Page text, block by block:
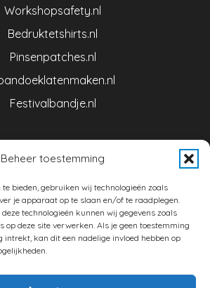
Beheer toestemming
bieden, gebruiken wij technologieën zoals
je apparaat op te slaan en/of te raadplegen.
technologieën kunnen wij gegevens zoals
op deze site verwerken. Als je geen toestemming
intrekt, kan dit een nadelige invloed hebben op
Workshopsafety.nl
Bedruktetshirts.nl
Pinsenpatches.nl
Festivalbandje.nl
CONTACT
is een initiatief van NIMAD BV
Denestraat 1
RL Reusel (Nederland)